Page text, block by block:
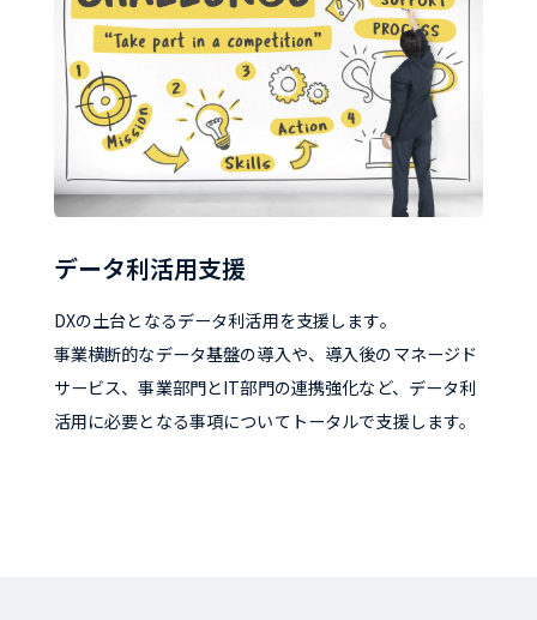
データ利活用支援
DXの土台となるデータ利活用を支援します。
事業横断的なデータ基盤の導入や、導入後のマネージド
サービス、事業部門とIT部門の連携強化など、データ利
活用に必要となる事項についてトータルで支援します。